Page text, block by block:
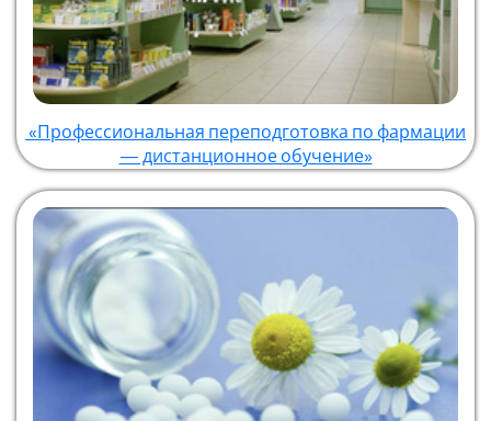
«Профессиональная переподготовка по фармации
— дистанционное обучение»